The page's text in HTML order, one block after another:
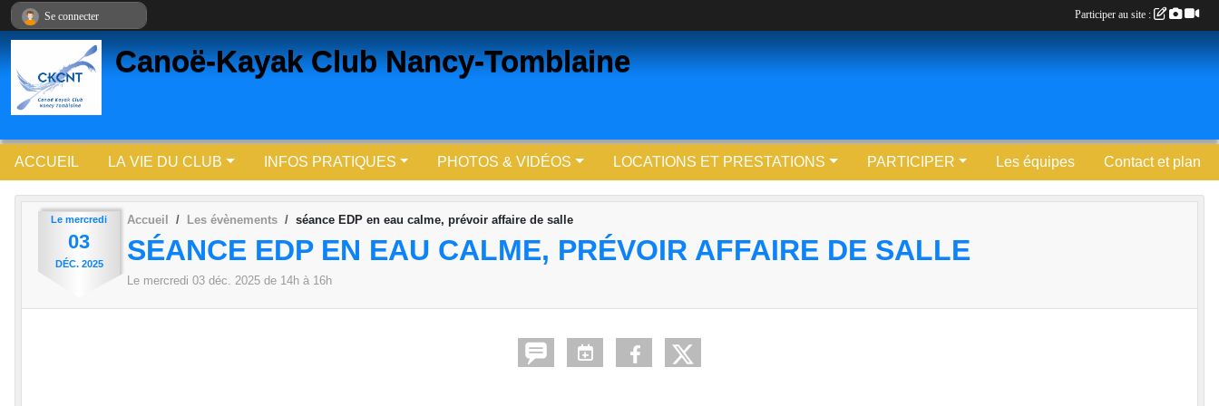
Canoë-Kayak Club Nancy-Tomblaine
ACCUEIL LA VIE DU CLUB INFOS PRATIQUES PHOTOS & VIDÉOS LOCATIONS ET PRESTATIONS PARTICIPER Les équipes Contact et plan
Le mercredi
03
DÉC. 2025
Accueil Les évènements séance EDP en eau calme, prévoir affaire de salle
SÉANCE EDP EN EAU CALME, PRÉVOIR AFFAIRE DE SALLE
Le mercredi 03 déc. 2025 de 14h à 16h
Se connecter Participer au site :
Panneau de gestion des cookies